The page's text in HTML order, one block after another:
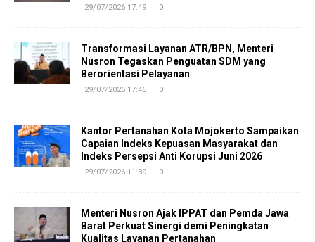
29/07/2026 17:49 0
Transformasi Layanan ATR/BPN, Menteri
Nusron Tegaskan Penguatan SDM yang
Berorientasi Pelayanan
29/07/2026 17:46 0
Kantor Pertanahan Kota Mojokerto Sampaikan
Capaian Indeks Kepuasan Masyarakat dan
Indeks Persepsi Anti Korupsi Juni 2026
29/07/2026 11:39 0
Menteri Nusron Ajak IPPAT dan Pemda Jawa
Barat Perkuat Sinergi demi Peningkatan
Kualitas Layanan Pertanahan